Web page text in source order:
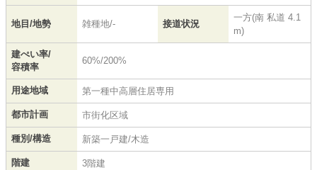
地目/地勢 雑種地/- 接道状況
一方(南 私道 4.1
m)
建ぺい率/
容積率
60%/200%
用途地域 第一種中高層住居専用
都市計画 市街化区域
種別/構造 新築一戸建/木造
階建 3階建